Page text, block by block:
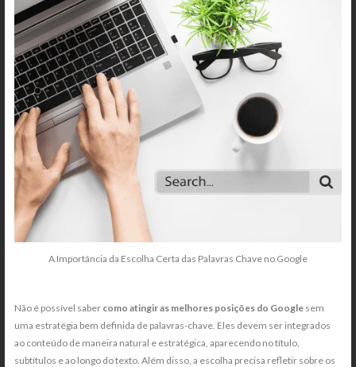
A Importância da Escolha Certa das Palavras Chave no Google
Não é possível saber como atingir as melhores posições do Google sem
uma estratégia bem definida de palavras-chave. Eles devem ser integrados
ao conteúdo de maneira natural e estratégica, aparecendo no título,
subtítulos e ao longo do texto. Além disso, a escolha precisa refletir sobre os